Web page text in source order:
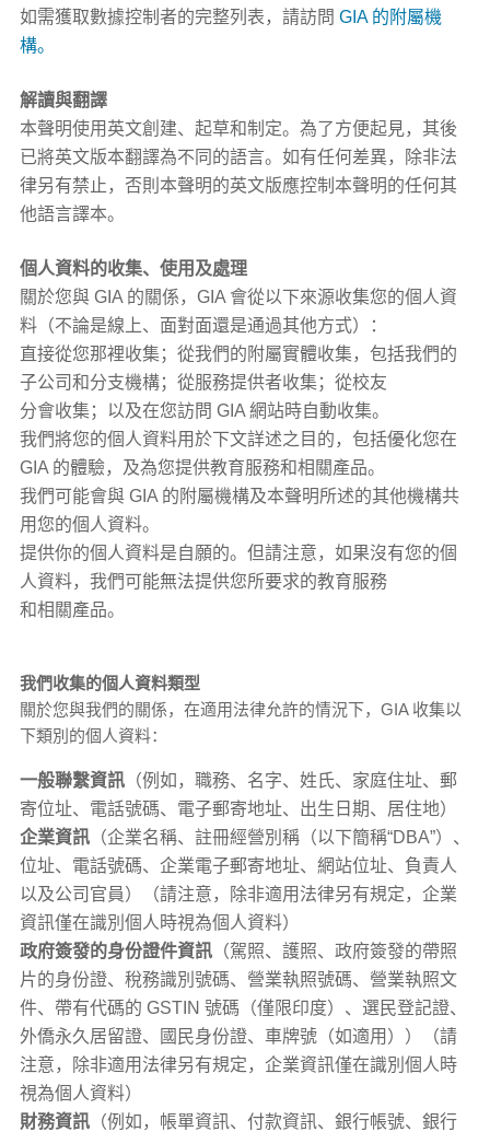
如需獲取數據控制者的完整列表，請訪問 GIA 的附屬機
構。
解讀與翻譯
本聲明使用英文創建、起草和制定。為了方便起見，其後
已將英文版本翻譯為不同的語言。如有任何差異，除非法
律另有禁止，否則本聲明的英文版應控制本聲明的任何其
他語言譯本。
個人資料的收集、使用及處理
關於您與 GIA 的關係，GIA 會從以下來源收集您的個人資
料（不論是線上、面對面還是通過其他方式）：
直接從您那裡收集；從我們的附屬實體收集，包括我們的
子公司和分支機構；從服務提供者收集；從校友
分會收集；以及在您訪問 GIA 網站時自動收集。
我們將您的個人資料用於下文詳述之目的，包括優化您在
GIA 的體驗，及為您提供教育服務和相關產品。
我們可能會與 GIA 的附屬機構及本聲明所述的其他機構共
用您的個人資料。
提供你的個人資料是自願的。但請注意，如果沒有您的個
人資料，我們可能無法提供您所要求的教育服務
和相關產品。
我們收集的個人資料類型
關於您與我們的關係，在適用法律允許的情況下，GIA 收集以
下類別的個人資料：
一般聯繫資訊 （例如，職務、名字、姓氏、家庭住址、郵
寄位址、電話號碼、電子郵寄地址、出生日期、居住地）
企業資訊 （企業名稱、註冊經營別稱（以下簡稱“DBA”）、
位址、電話號碼、企業電子郵寄地址、網站位址、負責人
以及公司官員）（請注意，除非適用法律另有規定，企業
資訊僅在識別個人時視為個人資料）
政府簽發的身份證件資訊 （駕照、護照、政府簽發的帶照
片的身份證、稅務識別號碼、營業執照號碼、營業執照文
件、帶有代碼的 GSTIN 號碼（僅限印度）、選民登記證、
外僑永久居留證、國民身份證、車牌號（如適用））（請
注意，除非適用法律另有規定，企業資訊僅在識別個人時
視為個人資料）
財務資訊 （例如，帳單資訊、付款資訊、銀行帳號、銀行